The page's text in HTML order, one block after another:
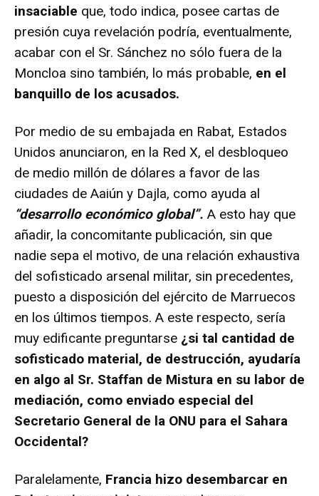
insaciable que, todo indica, posee cartas de
presión cuya revelación podría, eventualmente,
acabar con el Sr. Sánchez no sólo fuera de la
Moncloa sino también, lo más probable, en el
banquillo de los acusados.
Por medio de su embajada en Rabat, Estados
Unidos anunciaron, en la Red X, el desbloqueo
de medio millón de dólares a favor de las
ciudades de Aaiún y Dajla, como ayuda al
“desarrollo económico global”. A esto hay que
añadir, la concomitante publicación, sin que
nadie sepa el motivo, de una relación exhaustiva
del sofisticado arsenal militar, sin precedentes,
puesto a disposición del ejército de Marruecos
en los últimos tiempos. A este respecto, sería
muy edificante preguntarse ¿si tal cantidad de
sofisticado material, de destrucción, ayudaría
en algo al Sr. Staffan de Mistura en su labor de
mediación, como enviado especial del
Secretario General de la ONU para el Sahara
Occidental?
Paralelamente, Francia hizo desembarcar en